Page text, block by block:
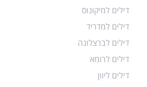
דילים למיקונוס
דילים למדריד
דילים לברצלונה
דילים לרומא
דילים ליוון